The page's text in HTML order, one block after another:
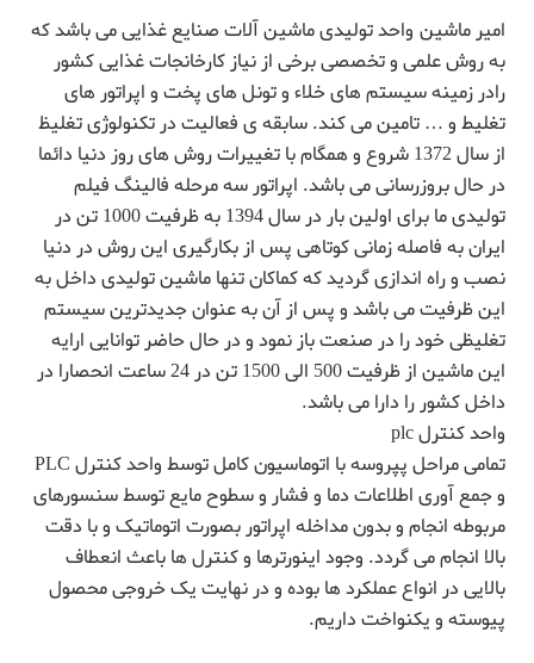
امیر ماشین واحد تولیدی ماشین آلات صنایع غذایی می باشد که
به روش علمی و تخصصی برخی از نیاز کارخانجات غذایی کشور
رادر زمینه سیستم های خلاء و تونل های پخت و اپراتور های
تغلیط و … تامین می کند. سابقه ی فعالیت در تکنولوژی تغلیظ
از سال 1372 شروع و همگام با تغییرات روش های روز دنیا دائما
در حال بروزرسانی می باشد. اپراتور سه مرحله فالینگ فیلم
تولیدی ما برای اولین بار در سال 1394 به ظرفیت 1000 تن در
ایران به فاصله زمانی کوتاهی پس از بکارگیری این روش در دنیا
نصب و راه اندازی گردید که کماکان تنها ماشین تولیدی داخل به
این ظرفیت می باشد و پس از آن به عنوان جدیدترین سیستم
تغلیظی خود را در صنعت باز نمود و در حال حاضر توانایی ارایه
این ماشین از ظرفیت 500 الی 1500 تن در 24 ساعت انحصارا در
داخل کشور را دارا می باشد.
واحد کنترل plc
تمامی مراحل پپروسه با اتوماسیون کامل توسط واحد کنترل PLC
و جمع آوری اطلاعات دما و فشار و سطوح مایع توسط سنسورهای
مربوطه انجام و بدون مداخله اپراتور بصورت اتوماتیک و با دقت
بالا انجام می گردد. وجود اینورترها و کنترل ها باعث انعطاف
بالایی در انواع عملکرد ها بوده و در نهایت یک خروجی محصول
پیوسته و یکنواخت داریم.